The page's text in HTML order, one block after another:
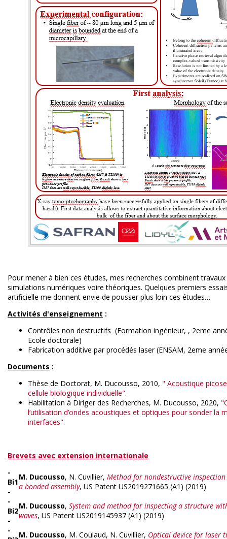
Pour mener à bien ces études, mes recherches combinent
simulations numériques voire théoriques. Quelques premiers
artificielle me donnent envie de pousser plus loin ces études…
Activités d'enseignement :
Contrôles non destructifs (Formation ingénieur, , 2eme
Ecole doctorale)
Fabrication additive par procédés laser (ENSAM, 2eme
Documents :
Thèse de Doctorat, M. Ducousso, 2010, " Acoustique
cellule biologique individuelle".
Habilitation à Diriger des Recherches, M. Ducousso, 2020,
l’utilisation d’ondes acoustiques et optiques pour sonder la
interfaces".
Brevets avec extension internationale
-
Bi1
-
M. Ducousso, N. Cuvillier, Method for nondestructive
a bonded assembly, US Patent US2019271665 (A1) (2019)
-
Bi2
-
M. Ducousso, System and method for inspecting a structure
waves, US Patent US2019145937 (A1) (2019)
-
M. Ducousso, M. Coulaud, N. Cuvillier, Optical device for laser